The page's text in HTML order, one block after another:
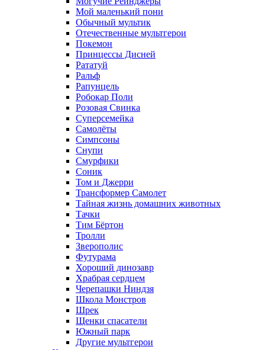
Мой маленький пони
Обычный мультик
Отечественные мультгерои
Покемон
Принцессы Дисней
Рататуй
Ральф
Рапунцель
Робокар Поли
Розовая Свинка
Суперсемейка
Самолёты
Симпсоны
Снупи
Смурфики
Соник
Том и Джерри
Трансформер Самолет
Тайная жизнь домашних животных
Тачки
Тим Бёртон
Тролли
Зверополис
Футурама
Хороший динозавр
Храбрая сердцем
Черепашки Ниндзя
Школа Монстров
Шрек
Щенки спасатели
Южный парк
Другие мультгерои